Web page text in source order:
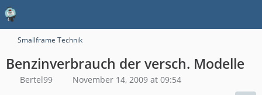
Smallframe Technik
Benzinverbrauch der versch. Modelle
Bertel99 November 14, 2009 at 09:54